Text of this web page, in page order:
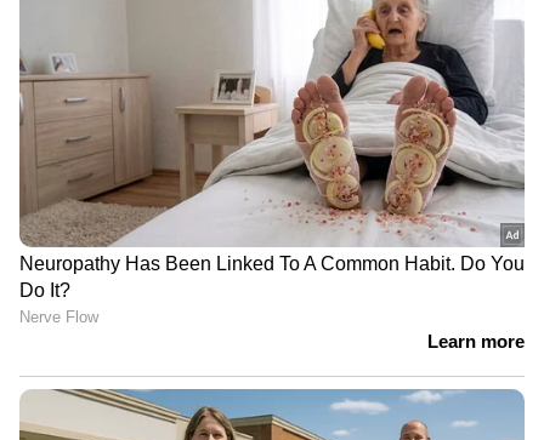
അറിയിക്കണമെന്ന് രാജ്യസഭാ
അധ്യക്ഷന്‍ | Amit Shah